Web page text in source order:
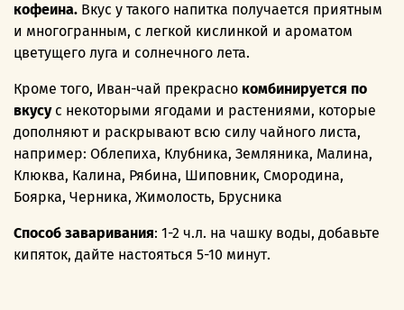
кофеина. Вкус у такого напитка получается приятным
и многогранным, с легкой кислинкой и ароматом
цветущего луга и солнечного лета.
Кроме того, Иван-чай прекрасно комбинируется по
вкусус некоторыми ягодами и растениями, которые
дополняют и раскрывают всю силу чайного листа,
например: Облепиха, Клубника, Земляника, Малина,
Клюква, Калина, Рябина, Шиповник, Смородина,
Боярка, Черника, Жимолость, Брусника
Способ заваривания: 1-2 ч.л. на чашку воды, добавьте
кипяток, дайте настояться 5-10 минут.